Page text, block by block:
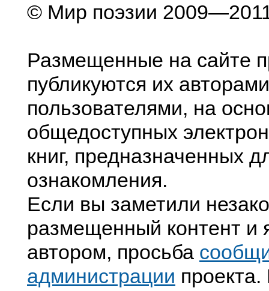
© Мир поэзии
Размещенные на сайте
публикуются их
пользователями, на
общедоступных
книг, предназначенных
ознакомления.
Если вы заметили
размещенный контент и
автором, просьба
администрации